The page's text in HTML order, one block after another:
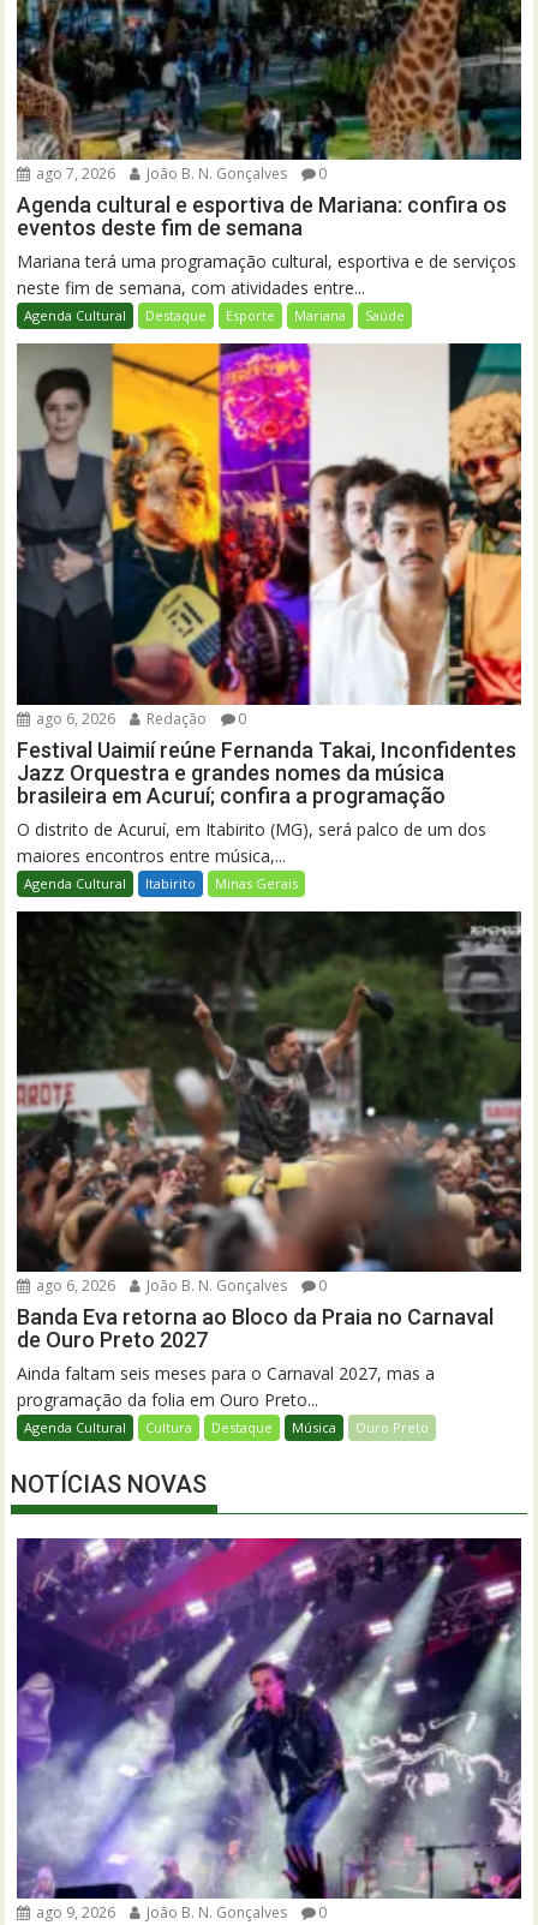
ago 7, 2026 João B. N. Gonçalves 0
Agenda cultural e esportiva de Mariana: confira os
eventos deste fim de semana
Mariana terá uma programação cultural, esportiva e de serviços
neste fim de semana, com atividades entre...
Agenda Cultural Destaque Esporte Mariana Saúde
ago 6, 2026 Redação 0
Festival Uaimií reúne Fernanda Takai, Inconfidentes
Jazz Orquestra e grandes nomes da música
brasileira em Acuruí; confira a programação
O distrito de Acuruí, em Itabirito (MG), será palco de um dos
maiores encontros entre música,...
Agenda Cultural Itabirito Minas Gerais
ago 6, 2026 João B. N. Gonçalves 0
Banda Eva retorna ao Bloco da Praia no Carnaval
de Ouro Preto 2027
Ainda faltam seis meses para o Carnaval 2027, mas a
programação da folia em Ouro Preto...
Agenda Cultural Cultura Destaque Música Ouro Preto
NOTÍCIAS NOVAS
ago 9, 2026 João B. N. Gonçalves 0